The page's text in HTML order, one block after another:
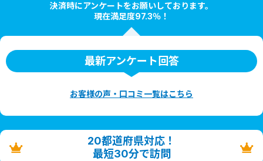
決済時にアンケートをお願いしております。
現在満足度97.3％！
最新アンケート回答
お客様の声・口コミ一覧はこちら
20都道府県対応！
最短30分で訪問